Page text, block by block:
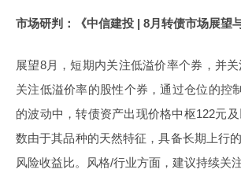
市场研判：《中信建投 | 8月转债市场展望
展望8月，短期内关注低溢价率个券，并
关注低溢价率的股性个券，通过仓位的控
的波动中，转债资产出现价格中枢122元
数由于其品种的天然特征，具备长期上行
风险收益比。风格/行业方面，建议持续关